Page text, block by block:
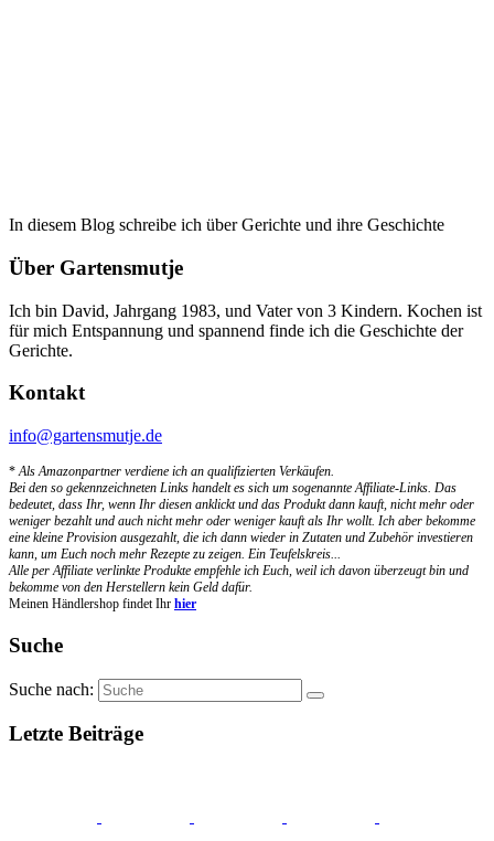
In diesem Blog schreibe ich über Gerichte und ihre Geschichte
Über Gartensmutje
Ich bin David, Jahrgang 1983, und Vater von 3 Kindern. Kochen ist
für mich Entspannung und spannend finde ich die Geschichte der
Gerichte.
Kontakt
info@gartensmutje.de
*Als Amazonpartner verdiene ich an qualifizierten Verkäufen.
Bei den so gekennzeichneten Links handelt es sich um sogenannte Affiliate-Links. Das
bedeutet, dass Ihr, wenn Ihr diesen anklickt und das Produkt dann kauft, nicht mehr oder
weniger bezahlt und auch nicht mehr oder weniger kauft als Ihr wollt. Ich aber bekomme
eine kleine Provision ausgezahlt, die ich dann wieder in Zutaten und Zubehör investieren
kann, um Euch noch mehr Rezepte zu zeigen. Ein Teufelskreis...
Alle per Affiliate verlinkte Produkte empfehle ich Euch, weil ich davon überzeugt bin und
bekomme von den Herstellern kein Geld dafür.
Meinen Händlershop findet Ihr hier
Suche
Suche nach:
Letzte Beiträge